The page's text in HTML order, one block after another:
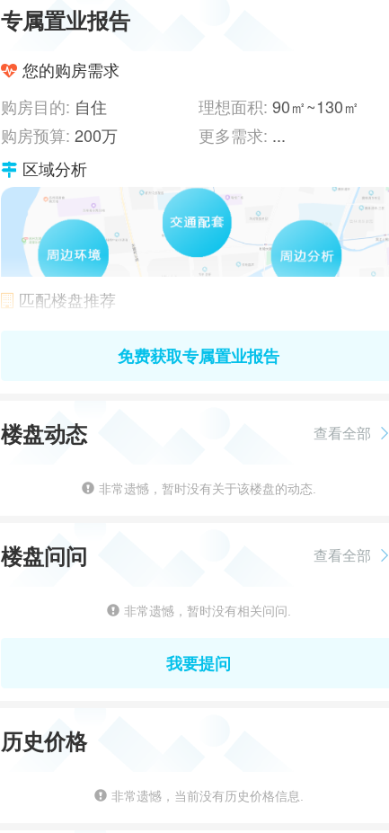
专属置业报告
您的购房需求
购房目的: 自住 理想面积: 90㎡~130㎡
购房预算: 200万 更多需求: ...
区域分析
匹配楼盘推荐
免费获取专属置业报告
楼盘动态 查看全部
非常遗憾，暂时没有关于该楼盘的动态.
楼盘问问 查看全部
非常遗憾，暂时没有相关问问.
我要提问
历史价格
非常遗憾，当前没有历史价格信息.